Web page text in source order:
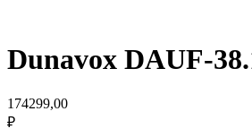
Dunavox DAUF-
174299,00
₽